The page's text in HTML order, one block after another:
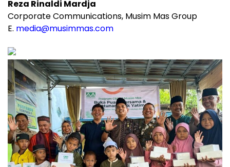
Reza Rinaldi Mardja
Corporate Communications, Musim Mas Group
E. media@musimmas.com